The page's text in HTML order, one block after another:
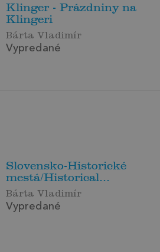
Klinger - Prázdniny na
Klingeri
Bárta Vladimír
Vypredané
Slovensko-Historické
mestá/Historical...
Bárta Vladimír
Vypredané